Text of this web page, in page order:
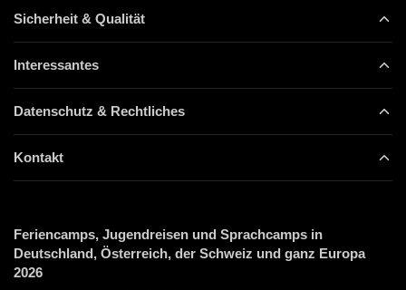
Sicherheit & Qualität
Interessantes
Datenschutz & Rechtliches
Kontakt
Feriencamps, Jugendreisen und Sprachcamps in
Deutschland, Österreich, der Schweiz und ganz Europa
2026